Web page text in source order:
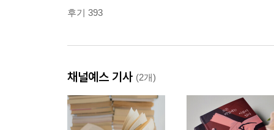
후기 393
채널예스 기사 (2개)